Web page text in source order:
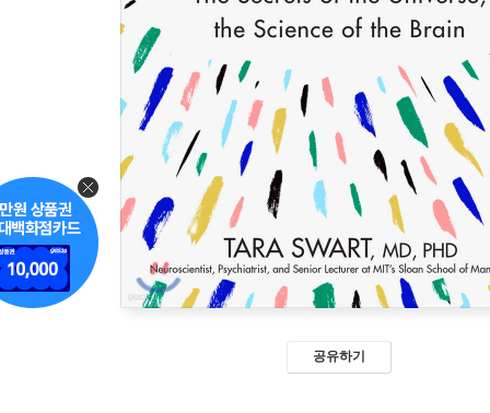
공유하기